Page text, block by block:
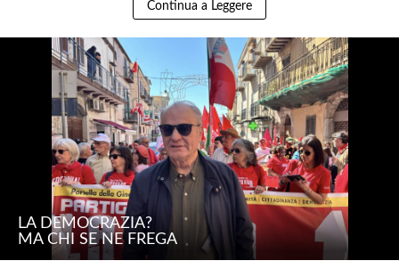
Continua a Leggere
LA DEMOCRAZIA?
MA CHI SE NE FREGA